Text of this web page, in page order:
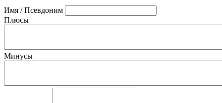
Имя / Псевдоним
Плюсы
Минусы